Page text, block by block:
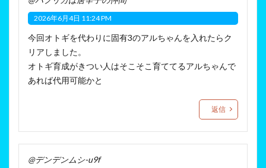
2026年6月4日 11:24 PM
今回オトギを代わりに固有3のアルちゃんを入れたらク
リアしました。
オトギ育成がきつい人はそこそこ育ててるアルちゃんで
あれば代用可能かと
返信
@デンデンムシ-u9f